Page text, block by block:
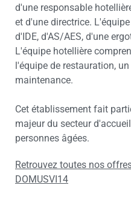
d'une responsable
et d'une directrice.
d'IDE, d'AS/AES, d'une
L'équipe hotellière
l'équipe de restauration,
maintenance.
Cet établissement fait
majeur du secteur
personnes âgées.
Retrouvez toutes nos
DOMUSVI14